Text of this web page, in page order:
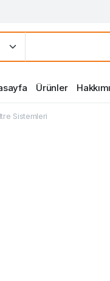
Ürünler
Sistemleri